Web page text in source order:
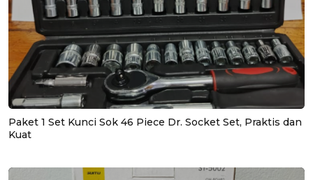
Paket 1 Set Kunci Sok 46 Piece Dr. Socket Set, Praktis dan
Kuat